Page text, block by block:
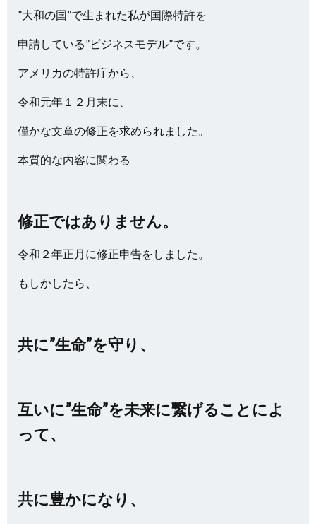
”大和の国”で生まれた私が国際特許を
申請している”ビジネスモデル”です。
アメリカの特許庁から、
令和元年１２月末に、
僅かな文章の修正を求められました。
本質的な内容に関わる
修正ではありません。
令和２年正月に修正申告をしました。
もしかしたら、
共に”生命”を守り、
互いに”生命”を未来に繋げることによ
って、
共に豊かになり、